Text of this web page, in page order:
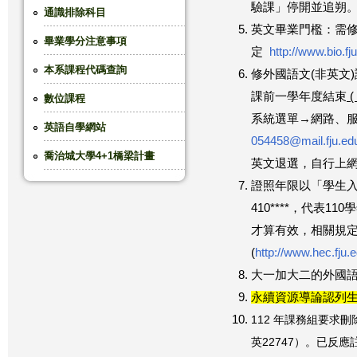
通識排除科目
畢業學分注意事項
本系課程代碼查詢
數位課程
英語自學網站
喬治城大學4+1橋梁計畫
驗課」停開並追朔
英文畢業門檻：需
定
http://
修外國語文(非英文
課前一學年度結束 (
系統選單→網路、
英文退選，自行上
證照年限以「學生
410****，代表110
才算有效，相關規
(http://
大一加大二的外國
永續資源導論認列
112 年課務組要求刪
英22747）。已反應